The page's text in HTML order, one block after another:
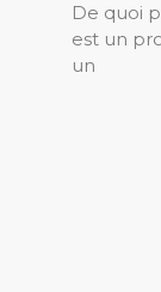
De quoi
est un
un